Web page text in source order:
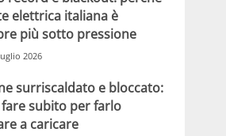
elettrica italiana è
più sotto pressione
2026
surriscaldato e bloccato:
fare subito per farlo
a caricare